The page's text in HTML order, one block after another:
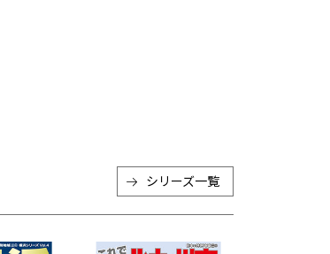
シリーズ一覧